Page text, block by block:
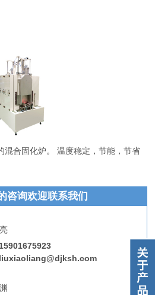
混合固化炉。 温度稳定，节能，节省
咨询欢迎联系我们
15901675923
liuxiaoliang@djksh.com